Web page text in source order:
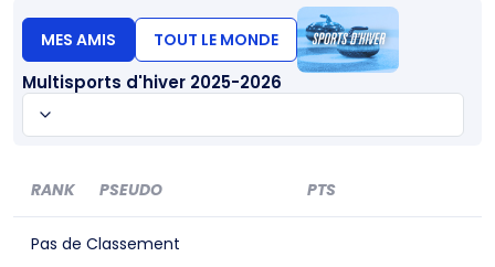
MES AMIS TOUT LE MONDE
Multisports d'hiver 2025-2026
RANK PSEUDO PTS
Pas de Classement